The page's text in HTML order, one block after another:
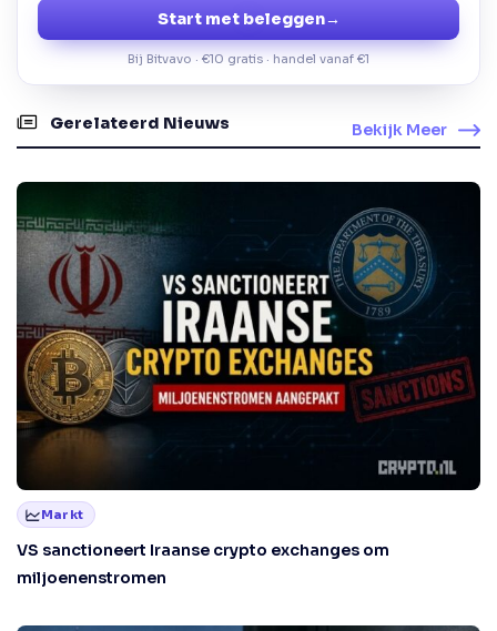
Start met beleggen→
Bij Bitvavo · €10 gratis · handel vanaf €1
Gerelateerd Nieuws Bekijk Meer
Markt
VS sanctioneert Iraanse crypto exchanges om
miljoenenstromen